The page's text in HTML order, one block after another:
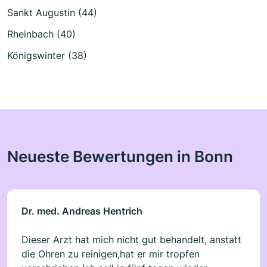
Sankt Augustin (44)
Rheinbach (40)
Königswinter (38)
Neueste Bewertungen in Bonn
Dr. med. Andreas Hentrich
Dieser Arzt hat mich nicht gut behandelt, anstatt
die Ohren zu reinigen,hat er mir tropfen